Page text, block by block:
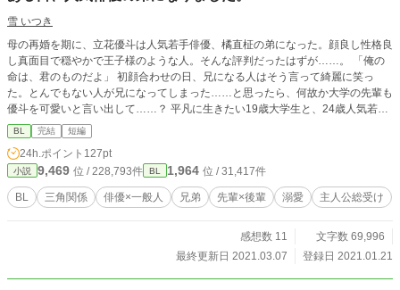
雪 いつき
母の再婚を期に、立花優斗は人気若手俳優、橘直柾の弟になった。顔良し性格良
し真面目で穏やかで王子様のような人。そんな評判だったはずが……。 「俺の
命は、君のものだよ」 初顔合わせの日、兄になる人はそう言って綺麗に笑っ
た。とんでもない人が兄になってしまった……と思ったら、何故か大学の先輩も
優斗を可愛いと言い出して……？ 平凡に生きたい19歳大学生と、24歳人気若手
俳優、21歳文武両道大学生の三角関係のお話。
BL 完結 短編
24h.ポイント 127pt
小説 9,469 位 / 228,793件 BL 1,964 位 / 31,417件
BL 三角関係 俳優×一般人 兄弟 先輩×後輩 溺愛 主人公総受け
感想数 11
文字数 69,996
最終更新日 2021.03.07
登録日 2021.01.21